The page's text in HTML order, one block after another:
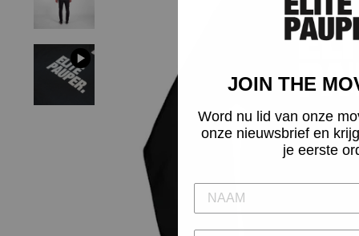
JOIN THE
Word nu lid van onze
onze nieuwsbrief en
je eerste